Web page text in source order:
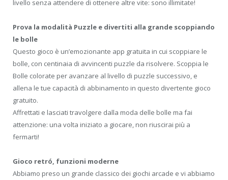
livello senza attendere di ottenere altre vite: sono illimitate!
Prova la modalità Puzzle e divertiti alla grande scoppiando
le bolle
Questo gioco è un’emozionante app gratuita in cui scoppiare le
bolle, con centinaia di avvincenti puzzle da risolvere. Scoppia le
Bolle colorate per avanzare al livello di puzzle successivo, e
allena le tue capacità di abbinamento in questo divertente gioco
gratuito.
Affrettati e lasciati travolgere dalla moda delle bolle ma fai
attenzione: una volta iniziato a giocare, non riuscirai più a
fermarti!
Gioco retró, funzioni moderne
Abbiamo preso un grande classico dei giochi arcade e vi abbiamo